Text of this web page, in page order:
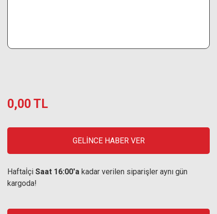
0,00 TL
GELİNCE HABER VER
Haftaİçi Saat 16:00'a kadar verilen siparişler aynı gün
kargoda!